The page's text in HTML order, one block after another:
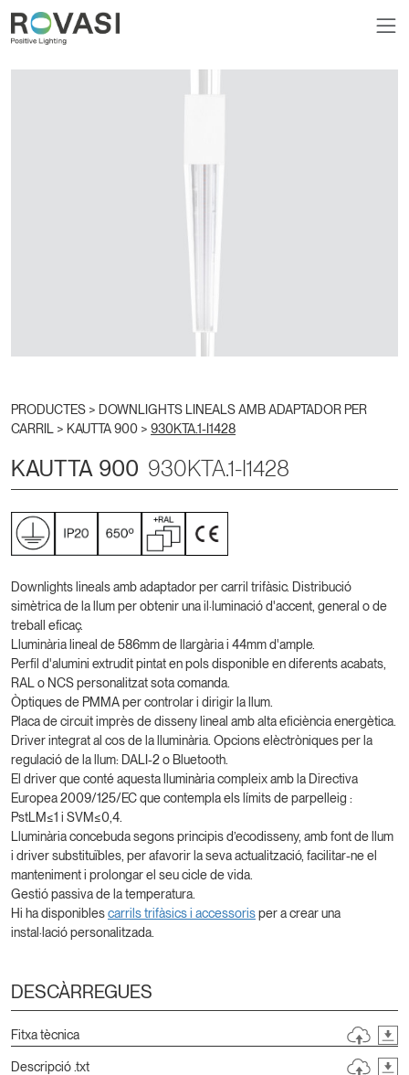
PRODUCTES > DOWNLIGHTS LINEALS AMB ADAPTADOR PER
CARRIL > KAUTTA 900 > 930KTA.1-I1428
KAUTTA 900 930KTA.1-I1428
Downlights lineals amb adaptador per carril trifàsic. Distribució
simètrica de la llum per obtenir una il·luminació d'accent, general o de
treball eficaç.
Lluminària lineal de 586mm de llargària i 44mm d'ample.
Perfil d'alumini extrudit pintat en pols disponible en diferents acabats,
RAL o NCS personalitzat sota comanda.
Òptiques de PMMA per controlar i dirigir la llum.
Placa de circuit imprès de disseny lineal amb alta eficiència energètica.
Driver integrat al cos de la lluminària. Opcions elèctròniques per la
regulació de la llum: DALI-2 o Bluetooth.
El driver que conté aquesta lluminària compleix amb la Directiva
Europea 2009/125/EC que contempla els límits de parpelleig :
PstLM≤1 i SVM≤0,4.
Lluminària concebuda segons principis d’ecodisseny, amb font de llum
i driver substituïbles, per afavorir la seva actualització, facilitar-ne el
manteniment i prolongar el seu cicle de vida.
Gestió passiva de la temperatura.
Hi ha disponiblescarrils trifàsics i accessorisper a crear una
instal·lació personalitzada.
DESCÀRREGUES
Fitxa tècnica
Descripció .txt